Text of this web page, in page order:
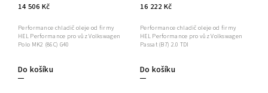
14 506 Kč
Do košíku
Performance chladič oleje od firmy
HEL Performance pro vůz Volkswagen
Polo MK2 (86C) G40
16 222 Kč
Do košíku
Performance chladič oleje od firmy
HEL Performance pro vůz Volkswagen
Passat (B7) 2.0 TDI